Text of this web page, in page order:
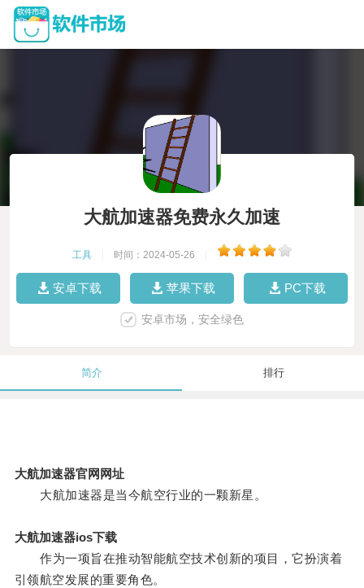
大航加速器免费永久加速
工具 时间：2024-05-26
安卓下载 苹果下载 PC下载
安卓市场，安全绿色
简介 排行
大航加速器官网网址
大航加速器是当今航空行业的一颗新星。
大航加速器ios下载
作为一项旨在推动智能航空技术创新的项目，它扮演着
引领航空发展的重要角色。